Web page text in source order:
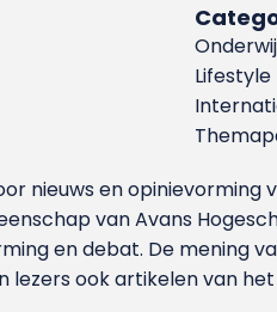
Lifestyle
nieuws en
van Avans
en debat. De mening
lezers ook artikelen van